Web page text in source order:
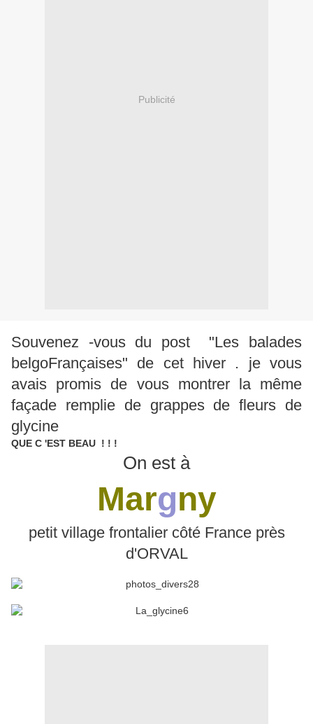
Publicité
Souvenez -vous du post "Les balades
belgoFrançaises" de cet hiver . je vous
avais promis de vous montrer la même
façade remplie de grappes de fleurs de
glycine
QUE C 'EST BEAU ! ! !
On est à
Margny
petit village frontalier côté France près
d'ORVAL